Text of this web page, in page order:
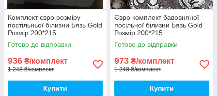
Комплект євро розміру
постільньої білизни Бязь Gold
Розмір 200*215
Готово до відправки
936 ₴/комплект
1 248 ₴/комплект
Купити
Євро комплект бавовняної
посільної білизни Бязь Gold
Розмір 200*215
Готово до відправки
973 ₴/комплект
1 248 ₴/комплект
Купити